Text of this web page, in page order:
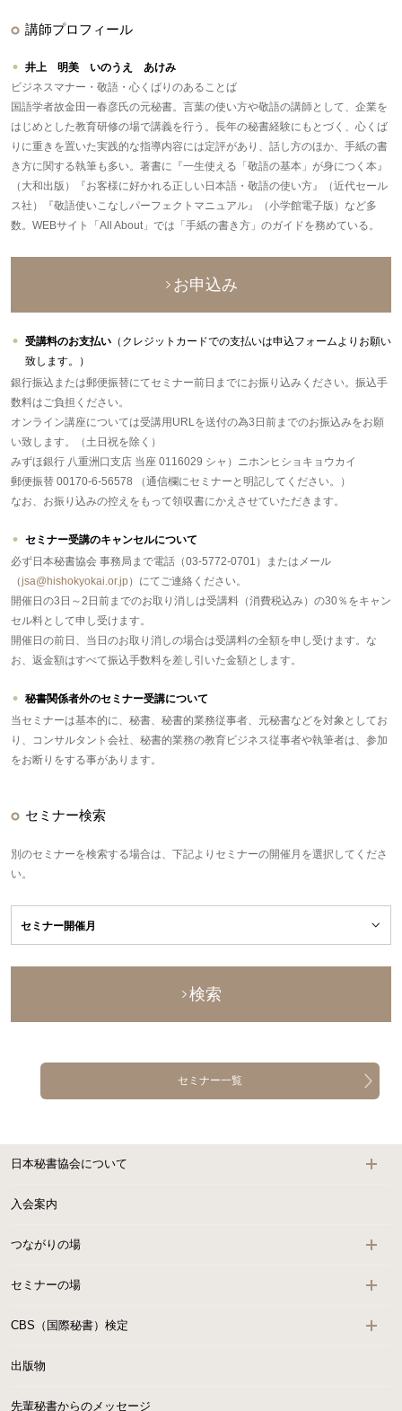
講師プロフィール
井上 明美 いのうえ あけみ
ビジネスマナー・敬語・心くばりのあることば
国語学者故金田一春彦氏の元秘書。言葉の使い方や敬語の講師として、企業を
はじめとした教育研修の場で講義を行う。長年の秘書経験にもとづく、心くば
りに重きを置いた実践的な指導内容には定評があり、話し方のほか、手紙の書
き方に関する執筆も多い。著書に『一生使える「敬語の基本」が身につく本』
（大和出版）『お客様に好かれる正しい日本語・敬語の使い方』（近代セール
ス社）『敬語使いこなしパーフェクトマニュアル』（小学館電子版）など多
数。WEBサイト「All About」では「手紙の書き方」のガイドを務めている。
お申込み
受講料のお支払い （クレジットカードでの支払いは申込フォームよりお願い
致します。）
銀行振込または郵便振替にてセミナー前日までにお振り込みください。振込手
数料はご負担ください。
オンライン講座については受講用URLを送付の為3日前までのお振込みをお願
い致します。（土日祝を除く）
みずほ銀行 八重洲口支店 当座 0116029 シャ）ニホンヒショキョウカイ
郵便振替 00170-6-56578 （通信欄にセミナーと明記してください。）
なお、お振り込みの控えをもって領収書にかえさせていただきます。
セミナー受講のキャンセルについて
必ず日本秘書協会 事務局まで電話（03-5772-0701）またはメール
（jsa@hishokyokai.or.jp）にてご連絡ください。
開催日の3日～2日前までのお取り消しは受講料（消費税込み）の30％をキャン
セル料として申し受けます。
開催日の前日、当日のお取り消しの場合は受講料の全額を申し受けます。な
お、返金額はすべて振込手数料を差し引いた金額とします。
秘書関係者外のセミナー受講について
当セミナーは基本的に、秘書、秘書的業務従事者、元秘書などを対象としてお
り、コンサルタント会社、秘書的業務の教育ビジネス従事者や執筆者は、参加
をお断りをする事があります。
セミナー検索
別のセミナーを検索する場合は、下記よりセミナーの開催月を選択してくださ
い。
検索
セミナー一覧
日本秘書協会について
入会案内
つながりの場
セミナーの場
CBS（国際秘書）検定
出版物
先輩秘書からのメッセージ